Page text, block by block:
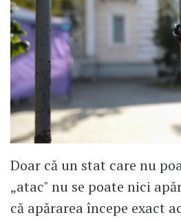
Doar că un stat care nu
„atac" nu se poate nici
că apărarea începe exact